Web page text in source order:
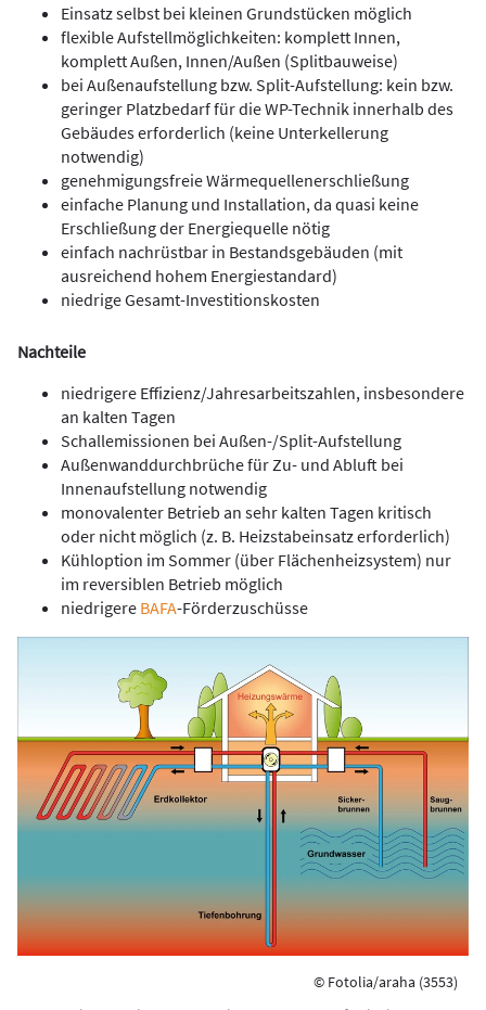
Einsatz selbst bei kleinen Grundstücken möglich
flexible Aufstellmöglichkeiten: komplett Innen,
komplett Außen, Innen/Außen (Splitbauweise)
bei Außenaufstellung bzw. Split-Aufstellung: kein bzw.
geringer Platzbedarf für die WP-Technik innerhalb des
Gebäudes erforderlich (keine Unterkellerung
notwendig)
genehmigungsfreie Wärmequellenerschließung
einfache Planung und Installation, da quasi keine
Erschließung der Energiequelle nötig
einfach nachrüstbar in Bestandsgebäuden (mit
ausreichend hohem Energiestandard)
niedrige Gesamt-Investitionskosten
Nachteile
niedrigere Effizienz/Jahresarbeitszahlen, insbesondere
an kalten Tagen
Schallemissionen bei Außen-/Split-Aufstellung
Außenwanddurchbrüche für Zu- und Abluft bei
Innenaufstellung notwendig
monovalenter Betrieb an sehr kalten Tagen kritisch
oder nicht möglich (z. B. Heizstabeinsatz erforderlich)
Kühloption im Sommer (über Flächenheizsystem) nur
im reversiblen Betrieb möglich
niedrigere BAFA-Förderzuschüsse
© Fotolia/araha (3553)